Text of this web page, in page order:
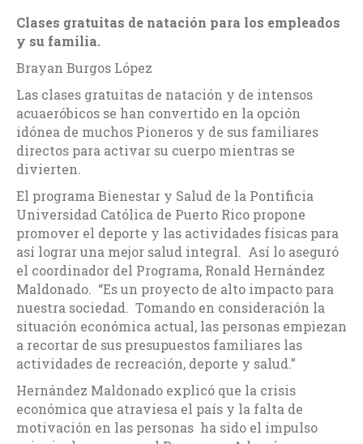
Clases gratuitas de natación para los empleados
y su familia.
Brayan Burgos López
Las clases gratuitas de natación y de intensos
acuaeróbicos se han convertido en la opción
idónea de muchos Pioneros y de sus familiares
directos para activar su cuerpo mientras se
divierten.
El programa Bienestar y Salud de la Pontificia
Universidad Católica de Puerto Rico propone
promover el deporte y las actividades físicas para
así lograr una mejor salud integral. Así lo aseguró
el coordinador del Programa, Ronald Hernández
Maldonado. “Es un proyecto de alto impacto para
nuestra sociedad. Tomando en consideración la
situación económica actual, las personas empiezan
a recortar de sus presupuestos familiares las
actividades de recreación, deporte y salud.”
Hernández Maldonado explicó que la crisis
económica que atraviesa el país y la falta de
motivación en las personas ha sido el impulso